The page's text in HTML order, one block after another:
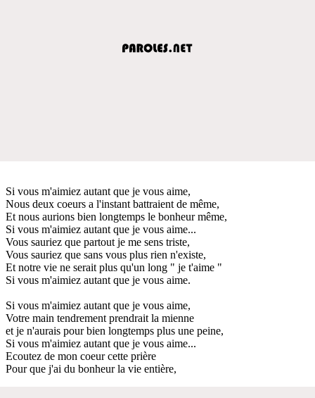
Si vous m'aimiez autant que je vous aime,
Nous deux coeurs a l'instant battraient de même,
Et nous aurions bien longtemps le bonheur même,
Si vous m'aimiez autant que je vous aime...
Vous sauriez que partout je me sens triste,
Vous sauriez que sans vous plus rien n'existe,
Et notre vie ne serait plus qu'un long " je t'aime "
Si vous m'aimiez autant que je vous aime.
Si vous m'aimiez autant que je vous aime,
Votre main tendrement prendrait la mienne
et je n'aurais pour bien longtemps plus une peine,
Si vous m'aimiez autant que je vous aime...
Ecoutez de mon coeur cette prière
Pour que j'ai du bonheur la vie entière,